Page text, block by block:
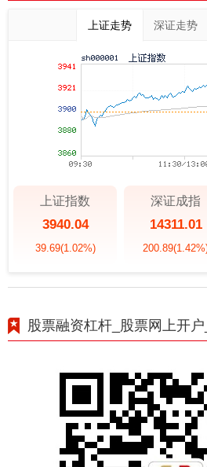
上证走势 深证走势
上证指数
3940.04
39.69(1.02%)
深证成指
14311.01
200.89
股票融资杠杆_股票网上开